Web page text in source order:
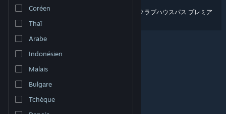
Télécharger l'application mobile Steam
Voir version ordi. du site
Coréen
Thaï
Arabe
Indonésien
Malais
Bulgare
Tchèque
Voulez-vous dire «
『ゴルフ pgaツアー 2025』クラブハウスパス プレミア
ム シーズン6